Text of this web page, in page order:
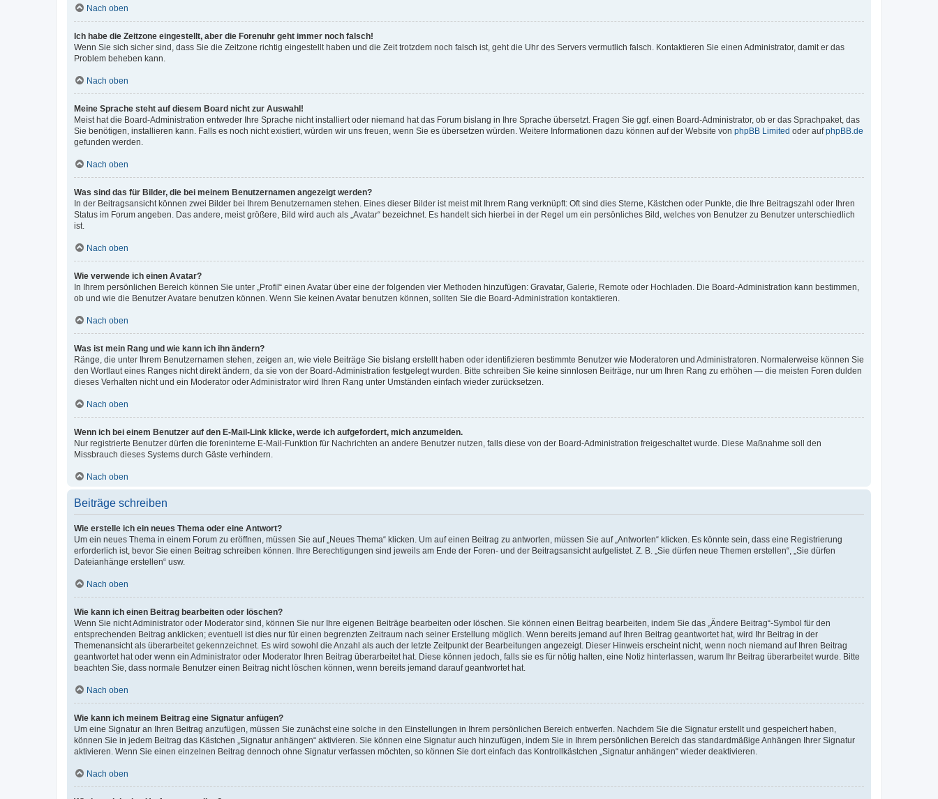
Nach oben
Ich habe die Zeitzone eingestellt, aber die Forenuhr geht immer noch falsch!
Wenn Sie sich sicher sind, dass Sie die Zeitzone richtig eingestellt haben und die Zeit trotzdem noch falsch ist, geht die Uhr des Servers vermutlich falsch. Kontaktieren Sie einen Administrator, damit er das
Problem beheben kann.
Nach oben
Meine Sprache steht auf diesem Board nicht zur Auswahl!
Meist hat die Board-Administration entweder Ihre Sprache nicht installiert oder niemand hat das Forum bislang in Ihre Sprache übersetzt. Fragen Sie ggf. einen Board-Administrator, ob er das Sprachpaket, das
Sie benötigen, installieren kann. Falls es noch nicht existiert, würden wir uns freuen, wenn Sie es übersetzen würden. Weitere Informationen dazu können auf der Website von phpBB Limited oder aufphpBB.de
gefunden werden.
Nach oben
Was sind das für Bilder, die bei meinem Benutzernamen angezeigt werden?
In der Beitragsansicht können zwei Bilder bei Ihrem Benutzernamen stehen. Eines dieser Bilder ist meist mit Ihrem Rang verknüpft: Oft sind dies Sterne, Kästchen oder Punkte, die Ihre Beitragszahl oder Ihren
Status im Forum angeben. Das andere, meist größere, Bild wird auch als „Avatar“ bezeichnet. Es handelt sich hierbei in der Regel um ein persönliches Bild, welches von Benutzer zu Benutzer unterschiedlich
ist.
Nach oben
Wie verwende ich einen Avatar?
In Ihrem persönlichen Bereich können Sie unter „Profil“ einen Avatar über eine der folgenden vier Methoden hinzufügen: Gravatar, Galerie, Remote oder Hochladen. Die Board-Administration kann bestimmen,
ob und wie die Benutzer Avatare benutzen können. Wenn Sie keinen Avatar benutzen können, sollten Sie die Board-Administration kontaktieren.
Nach oben
Was ist mein Rang und wie kann ich ihn ändern?
Ränge, die unter Ihrem Benutzernamen stehen, zeigen an, wie viele Beiträge Sie bislang erstellt haben oder identifizieren bestimmte Benutzer wie Moderatoren und Administratoren. Normalerweise können Sie
den Wortlaut eines Ranges nicht direkt ändern, da sie von der Board-Administration festgelegt wurden. Bitte schreiben Sie keine sinnlosen Beiträge, nur um Ihren Rang zu erhöhen — die meisten Foren dulden
dieses Verhalten nicht und ein Moderator oder Administrator wird Ihren Rang unter Umständen einfach wieder zurücksetzen.
Nach oben
Wenn ich bei einem Benutzer auf den E-Mail-Link klicke, werde ich aufgefordert, mich anzumelden.
Nur registrierte Benutzer dürfen die foreninterne E-Mail-Funktion für Nachrichten an andere Benutzer nutzen, falls diese von der Board-Administration freigeschaltet wurde. Diese Maßnahme soll den
Missbrauch dieses Systems durch Gäste verhindern.
Nach oben
Beiträge schreiben
Wie erstelle ich ein neues Thema oder eine Antwort?
Um ein neues Thema in einem Forum zu eröffnen, müssen Sie auf „Neues Thema“ klicken. Um auf einen Beitrag zu antworten, müssen Sie auf „Antworten“ klicken. Es könnte sein, dass eine Registrierung
erforderlich ist, bevor Sie einen Beitrag schreiben können. Ihre Berechtigungen sind jeweils am Ende der Foren- und der Beitragsansicht aufgelistet. Z. B. „Sie dürfen neue Themen erstellen“, „Sie dürfen
Dateianhänge erstellen“ usw.
Nach oben
Wie kann ich einen Beitrag bearbeiten oder löschen?
Wenn Sie nicht Administrator oder Moderator sind, können Sie nur Ihre eigenen Beiträge bearbeiten oder löschen. Sie können einen Beitrag bearbeiten, indem Sie das „Ändere Beitrag“-Symbol für den
entsprechenden Beitrag anklicken; eventuell ist dies nur für einen begrenzten Zeitraum nach seiner Erstellung möglich. Wenn bereits jemand auf Ihren Beitrag geantwortet hat, wird Ihr Beitrag in der
Themenansicht als überarbeitet gekennzeichnet. Es wird sowohl die Anzahl als auch der letzte Zeitpunkt der Bearbeitungen angezeigt. Dieser Hinweis erscheint nicht, wenn noch niemand auf Ihren Beitrag
geantwortet hat oder wenn ein Administrator oder Moderator Ihren Beitrag überarbeitet hat. Diese können jedoch, falls sie es für nötig halten, eine Notiz hinterlassen, warum Ihr Beitrag überarbeitet wurde. Bitte
beachten Sie, dass normale Benutzer einen Beitrag nicht löschen können, wenn bereits jemand darauf geantwortet hat.
Nach oben
Wie kann ich meinem Beitrag eine Signatur anfügen?
Um eine Signatur an Ihren Beitrag anzufügen, müssen Sie zunächst eine solche in den Einstellungen in Ihrem persönlichen Bereich entwerfen. Nachdem Sie die Signatur erstellt und gespeichert haben,
können Sie in jedem Beitrag das Kästchen „Signatur anhängen“ aktivieren. Sie können eine Signatur auch hinzufügen, indem Sie in Ihrem persönlichen Bereich das standardmäßige Anhängen Ihrer Signatur
aktivieren. Wenn Sie einen einzelnen Beitrag dennoch ohne Signatur verfassen möchten, so können Sie dort einfach das Kontrollkästchen „Signatur anhängen“ wieder deaktivieren.
Nach oben